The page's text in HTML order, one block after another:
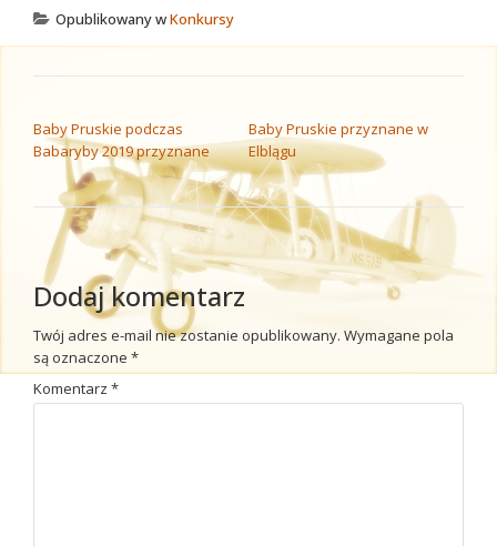
Opublikowany wKonkursy
Baby Pruskie podczas
Babaryby 2019 przyznane
Baby Pruskie przyznane w
Elblągu
Dodaj komentarz
Twój adres e-mail nie zostanie opublikowany. Wymagane pola
są oznaczone *
Komentarz *